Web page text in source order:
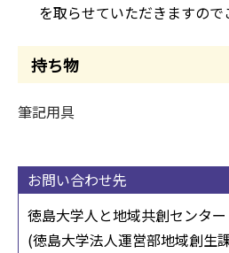
を取らせていただきますので
持ち物
筆記用具
お問い合わせ先
徳島大学人と地域共創センター
(徳島大学法人運営部地域創生